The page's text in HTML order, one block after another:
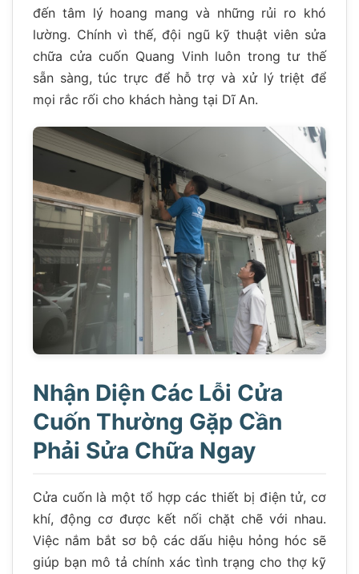
đến tâm lý hoang mang và những rủi ro khó
lường. Chính vì thế, đội ngũ kỹ thuật viên sửa
chữa cửa cuốn Quang Vinh luôn trong tư thế
sẵn sàng, túc trực để hỗ trợ và xử lý triệt để
mọi rắc rối cho khách hàng tại Dĩ An.
Nhận Diện Các Lỗi Cửa
Cuốn Thường Gặp Cần
Phải Sửa Chữa Ngay
Cửa cuốn là một tổ hợp các thiết bị điện tử, cơ
khí, động cơ được kết nối chặt chẽ với nhau.
Việc nắm bắt sơ bộ các dấu hiệu hỏng hóc sẽ
giúp bạn mô tả chính xác tình trạng cho thợ kỹ